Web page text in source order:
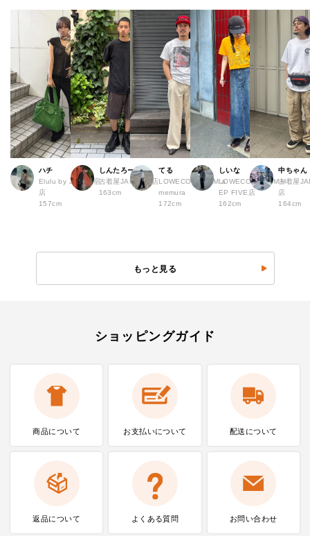
ハチ
Elulu by JAM 原宿
店
157cm
しんたろー
古着屋JAM 仙台店
163cm
てる
LOWECO by JAM a
memura
172cm
しいな
LOWECO by JAM H
EP FIVE店
162cm
中ちゃん
古着屋
店
164cm
もっと見る
ショッピングガイド
商品について お支払いについて 配送について
返品について よくある質問 お問い合わせ